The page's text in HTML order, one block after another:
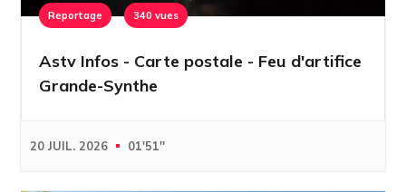
Reportage 340 vues
Astv Infos - Carte postale - Feu d'artifice
Grande-Synthe
20 JUIL. 2026 01'51''